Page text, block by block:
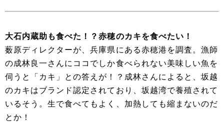
大石内蔵助も食べた！？赤穂のカキを食べたい！
薮原ディレクターが、兵庫県にある赤穂港を調査。漁師
の成林良一さんにココでしか食べられない美味しい魚を
伺うと「カキ」との答えが！？成林さんによると、坂越
のカキはブランド認定されており、坂越湾で養殖されて
いるそう。生で食べてもよく、加熱しても縮まないのだ
とか！